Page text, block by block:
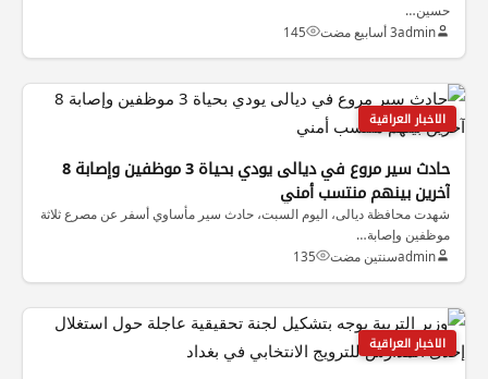
حسين…
admin3 أسابيع مضت 145
الاخبار العراقية
حادث سير مروع في ديالى يودي بحياة 3 موظفين وإصابة 8
آخرين بينهم منتسب أمني
شهدت محافظة ديالى، اليوم السبت، حادث سير مأساوي أسفر عن مصرع ثلاثة
موظفين وإصابة…
adminسنتين مضت 135
الاخبار العراقية